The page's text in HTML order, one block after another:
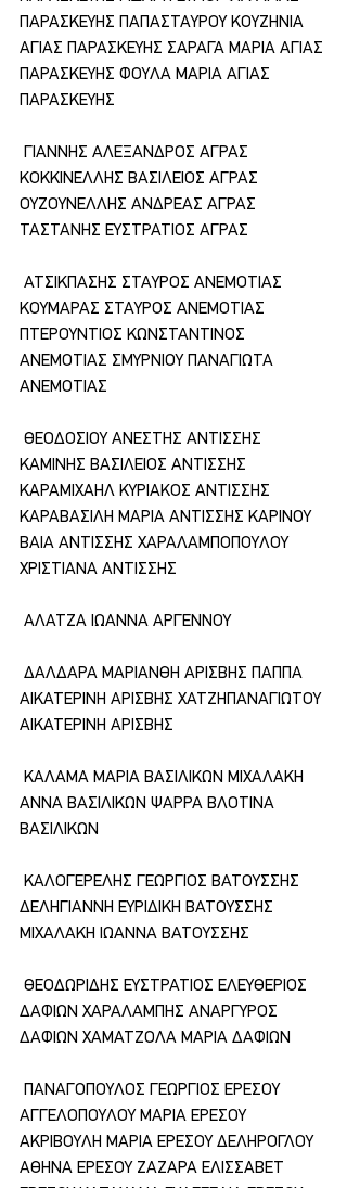
ΠΑΡΑΣΚΕΥΗΣ ΠΑΠΑΣΤΑΥΡΟΥ ΚΟΥΖΗΝΙΑ
ΑΓΙΑΣ ΠΑΡΑΣΚΕΥΗΣ ΣΑΡΑΓΑ ΜΑΡΙΑ ΑΓΙΑΣ
ΠΑΡΑΣΚΕΥΗΣ ΦΟΥΛΑ ΜΑΡΙΑ ΑΓΙΑΣ
ΠΑΡΑΣΚΕΥΗΣ
ΚΟΚΚΙΝΕΛΛΗΣ ΒΑΣΙΛΕΙΟΣ ΑΓΡΑΣ
ΟΥΖΟΥΝΕΛΛΗΣ ΑΝΔΡΕΑΣ ΑΓΡΑΣ
ΤΑΣΤΑΝΗΣ ΕΥΣΤΡΑΤΙΟΣ ΑΓΡΑΣ
ΚΟΥΜΑΡΑΣ ΣΤΑΥΡΟΣ ΑΝΕΜΟΤΙΑΣ
ΠΤΕΡΟΥΝΤΙΟΣ ΚΩΝΣΤΑΝΤΙΝΟΣ
ΑΝΕΜΟΤΙΑΣ ΣΜΥΡΝΙΟΥ ΠΑΝΑΓΙΩΤΑ
ΑΝΕΜΟΤΙΑΣ
ΚΑΜΙΝΗΣ ΒΑΣΙΛΕΙΟΣ ΑΝΤΙΣΣΗΣ
ΚΑΡΑΜΙΧΑΗΛ ΚΥΡΙΑΚΟΣ ΑΝΤΙΣΣΗΣ
ΚΑΡΑΒΑΣΙΛΗ ΜΑΡΙΑ ΑΝΤΙΣΣΗΣ ΚΑΡΙΝΟΥ
ΒΑΙΑ ΑΝΤΙΣΣΗΣ ΧΑΡΑΛΑΜΠΟΠΟΥΛΟΥ
ΧΡΙΣΤΙΑΝΑ ΑΝΤΙΣΣΗΣ
ΑΛΑΤΖΑ ΙΩΑΝΝΑ ΑΡΓΕΝΝΟΥ
ΑΙΚΑΤΕΡΙΝΗ ΑΡΙΣΒΗΣ ΧΑΤΖΗΠΑΝΑΓΙΩΤΟΥ
ΑΙΚΑΤΕΡΙΝΗ ΑΡΙΣΒΗΣ
ΑΝΝΑ ΒΑΣΙΛΙΚΩΝ ΨΑΡΡΑ ΒΛΟΤΙΝΑ
ΒΑΣΙΛΙΚΩΝ
ΔΕΛΗΓΙΑΝΝΗ ΕΥΡΙΔΙΚΗ ΒΑΤΟΥΣΣΗΣ
ΜΙΧΑΛΑΚΗ ΙΩΑΝΝΑ ΒΑΤΟΥΣΣΗΣ
ΔΑΦΙΩΝ ΧΑΡΑΛΑΜΠΗΣ ΑΝΑΡΓΥΡΟΣ
ΔΑΦΙΩΝ ΧΑΜΑΤΖΟΛΑ ΜΑΡΙΑ ΔΑΦΙΩΝ
ΑΓΓΕΛΟΠΟΥΛΟΥ ΜΑΡΙΑ ΕΡΕΣΟΥ
ΑΚΡΙΒΟΥΛΗ ΜΑΡΙΑ ΕΡΕΣΟΥ ΔΕΛΗΡΟΓΛΟΥ
ΑΘΗΝΑ ΕΡΕΣΟΥ ΖΑΖΑΡΑ ΕΛΙΣΣΑΒΕΤ